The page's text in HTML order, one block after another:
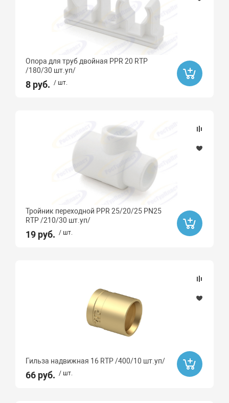
Опора для труб двойная PPR 20 RTP
/180/30 шт.уп/
8 руб. / шт.
Тройник переходной PPR 25/20/25 PN25
RTP /210/30 шт.уп/
19 руб. / шт.
Гильза надвижная 16 RTP /400/10 шт.уп/
66 руб. / шт.